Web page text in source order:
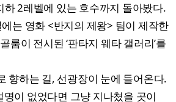
하 2레벨에 있는 호수까지 돌아봤다.
는 영화 <반지의 제왕> 팀이 제작한
룸이 전시된 ‘판타지 웨타 갤러리’를
향하는 길, 선광장이 눈에 들어온다.
이 없었다면 그냥 지나쳤을 곳이